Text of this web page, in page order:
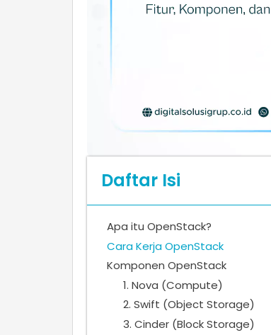
Daftar Isi
Apa itu OpenStack?
Cara Kerja OpenStack
Komponen OpenStack
1. Nova (Compute)
2. Swift (Object Storage)
3. Cinder (Block Storage)